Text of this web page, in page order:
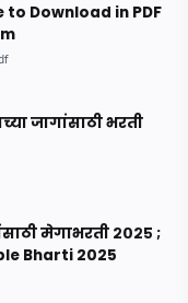
Download in PDF
जागांसाठी भरती
मेगाभरती २०२५ ;
Bharti 2025